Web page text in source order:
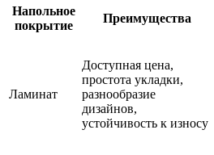
Напольное
покрытие
Преимущества
Ламинат
Доступная цена,
простота укладки,
разнообразие
дизайнов,
устойчивость к износу